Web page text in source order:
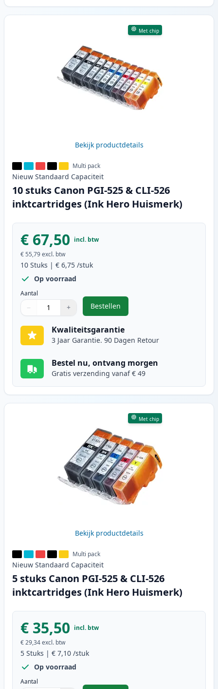
Met chip
Bekijk productdetails
Multi pack
Nieuw Standaard Capaciteit
10 stuks Canon PGI-525 & CLI-526
inktcartridges (Ink Hero Huismerk)
€ 67,50 incl. btw
€ 55,79excl. btw
10 Stuks | € 6,75 /stuk
Op voorraad
Aantal
Gebruik de knoppen om aan te passen
− +
1
Bestellen
,10 stuks Canon PGI-525 & CLI-
Kwaliteitsgarantie
3 Jaar Garantie. 90 Dagen Retour
Bestel nu, ontvang morgen
Gratis verzending vanaf € 49
Met chip
Bekijk productdetails
Multi pack
Nieuw Standaard Capaciteit
5 stuks Canon PGI-525 & CLI-526
inktcartridges (Ink Hero Huismerk)
€ 35,50 incl. btw
€ 29,34excl. btw
5 Stuks | € 7,10 /stuk
Op voorraad
Aantal